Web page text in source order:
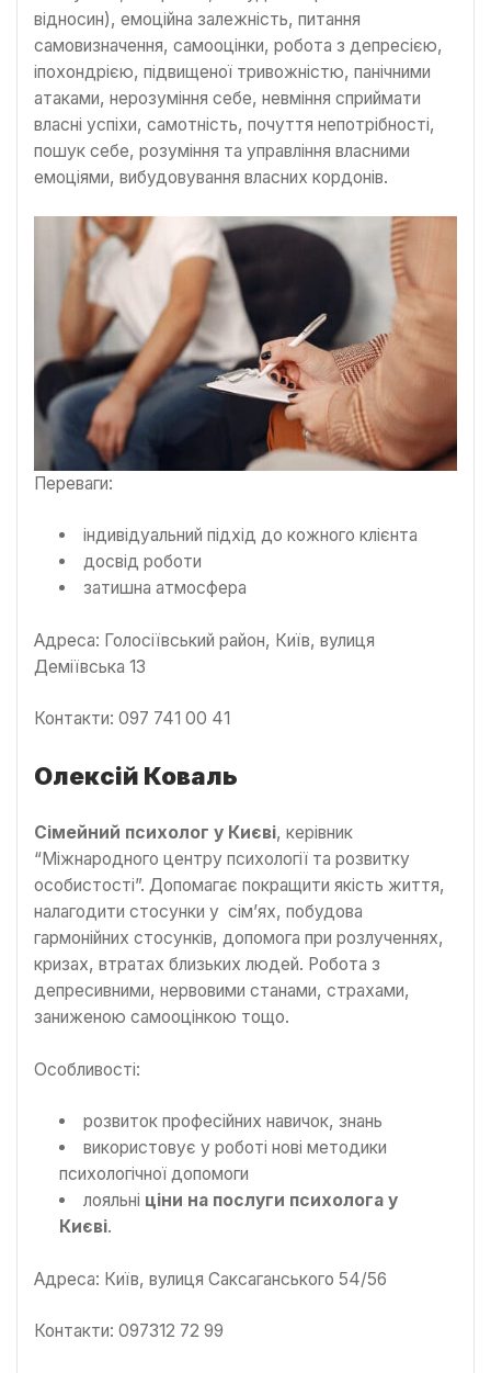
відносин), емоційна залежність, питання
самовизначення, самооцінки, робота з депресією,
іпохондрією, підвищеної тривожністю, панічними
атаками, нерозуміння себе, невміння сприймати
власні успіхи, самотність, почуття непотрібності,
пошук себе, розуміння та управління власними
емоціями, вибудовування власних кордонів.
Переваги:
індивідуальний підхід до кожного клієнта
досвід роботи
затишна атмосфера
Адреса: Голосіївський район, Київ, вулиця
Деміївська 13
Контакти: 097 741 00 41
Олексій Коваль
Сімейний психолог у Києві, керівник
“Міжнародного центру психології та розвитку
особистості”. Допомагає покращити якість життя,
налагодити стосунки у сім’ях, побудова
гармонійних стосунків, допомога при розлученнях,
кризах, втратах близьких людей. Робота з
депресивними, нервовими станами, страхами,
заниженою самооцінкою тощо.
Особливості:
розвиток професійних навичок, знань
використовує у роботі нові методики
психологічної допомоги
лояльні ціни на послуги психолога у
Києві.
Адреса: Київ, вулиця Саксаганського 54/56
Контакти: 097312 72 99